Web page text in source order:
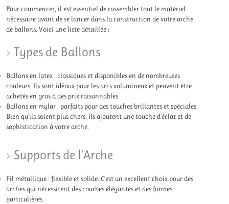
Pour commencer, il est essentiel de rassembler tout le matériel
nécessaire avant de se lancer dans la construction de votre arche
de ballons. Voici une liste détaillée :
Types de Ballons
Ballons en latex : classiques et disponibles en de nombreuses
couleurs. Ils sont idéaux pour les arcs volumineux et peuvent être
achetés en gros à des prix raisonnables.
Ballons en mylar : parfaits pour des touches brillantes et spéciales.
Bien qu’ils soient plus chers, ils ajoutent une touche d’éclat et de
sophistication à votre arche.
Supports de l’Arche
Fil métallique : flexible et solide. C’est un excellent choix pour des
arches qui nécessitent des courbes élégantes et des formes
particulières.